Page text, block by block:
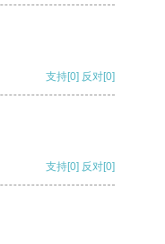
支持[0] 反对[0]
支持[0] 反对[0]